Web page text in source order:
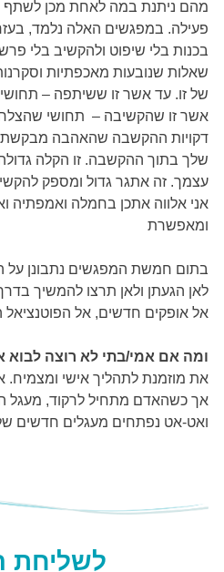
מהם ניתנת במה לאחת מכן
פעילה. במפגשים האלה נלמד,
בכנות בלי שיפוט ולהקשיב בלי
שאלות שנובעות מאכפתיות
של זו. עד אשר זו ששיתפה –
אשר זו שהקשיבה – תחושי
דקויות ההקשבה שהאהבה
שלך בתוך ההקשבה. זו הקלה
עצמך. זה אתגר גדול ומספק
אני אלווה אתכן בחמלה ואמפתיה
ומאפשרת
בתום חמשת המפגשים נתבונן על
לאן הגעתן ולאן תרצו להמשיך
אל אופקים חדשים, אל הפוטנציאל
ומה אם אמי/בתי לא רוצה לבוא
את מוזמנת לתהליך אישי ומצמיח.
אך כשהאדם מתחיל לרקוד, מעגל
ואט-אט נפתחים מעגלים חדשים
לשליחת